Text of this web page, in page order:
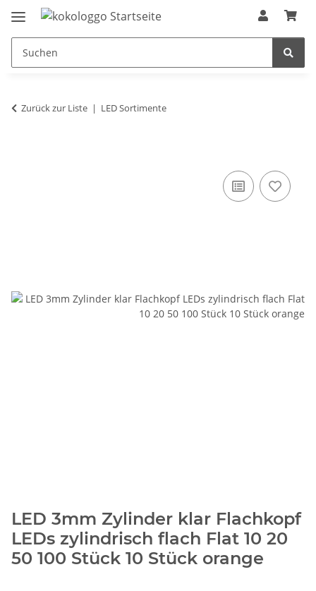
Zurück zur Liste LED Sortimente
LED 3mm Zylinder klar Flachkopf
LEDs zylindrisch flach Flat 10 20
50 100 Stück 10 Stück orange